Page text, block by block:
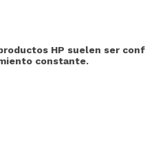
HP suelen ser
constante.